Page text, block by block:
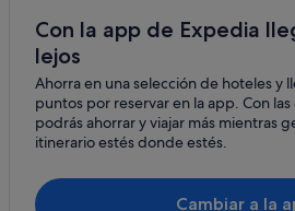
Calcinelli hoteles
Casas de campo en Pesaro
Mombaroccio hoteles
Tiendas de safari en Fano
Hoteles con piscina en Fano
Mondolfo hoteles
Con la app de Expedia
lejos
Ahorra en una selección de hoteles y
puntos por reservar en la app. Con
podrás ahorrar y viajar más mientras
itinerario estés donde estés.
Cambiar a la